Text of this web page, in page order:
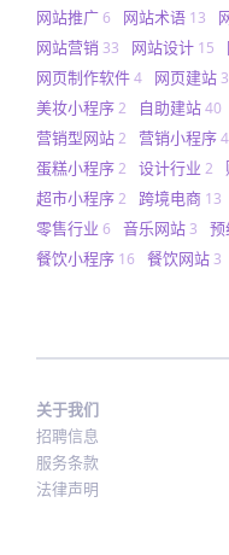
网站推广6 网站术语 13
网站营销 33 网站设计 15
网页制作软件4 网页建站 3
美妆小程序2 自助建站40
营销型网站2 营销小程序4
蛋糕小程序2 设计行业 2
超市小程序2 跨境电商 13
零售行业 6 音乐网站 3 预
餐饮小程序 16 餐饮网站 3
关于我们
招聘信息
服务条款
法律声明